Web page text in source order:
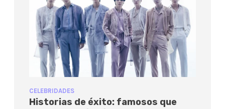
CELEBRIDADES
Historias de éxito: famosos que